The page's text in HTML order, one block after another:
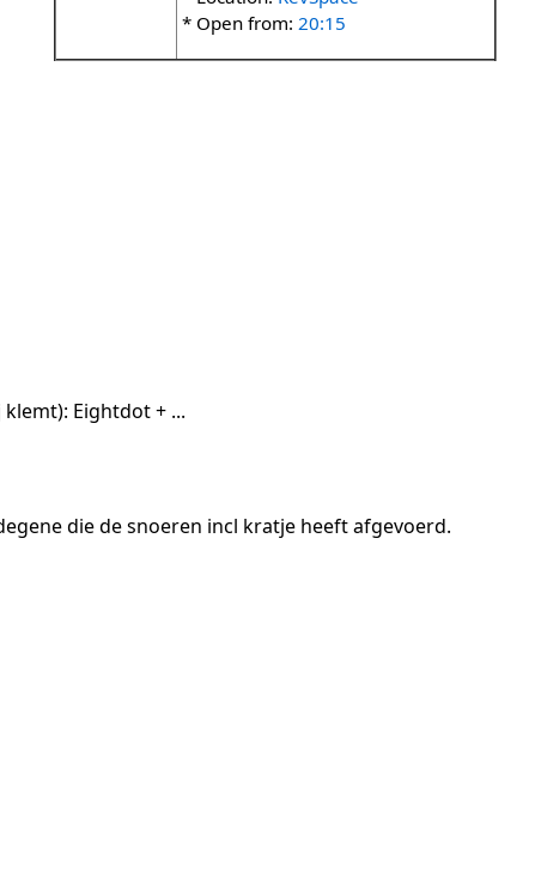
* Open from: 20:15
Eightdot + ...
die de snoeren incl kratje heeft afgevoerd.